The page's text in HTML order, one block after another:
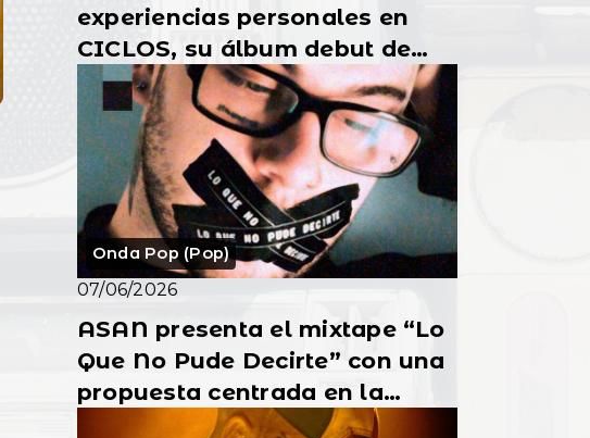
experiencias personales en
CICLOS, su álbum debut de
pop alternativo
Onda Pop (Pop)
07/06/2026
ASAN presenta el mixtape “Lo
Que No Pude Decirte” con una
propuesta centrada en la
producción y la participación